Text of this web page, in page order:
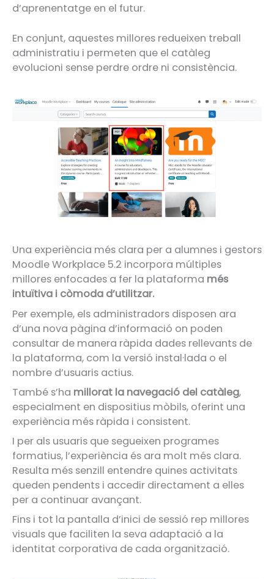
d’aprenentatge en el futur.
En conjunt, aquestes millores redueixen treball
administratiu i permeten que el catàleg
evolucioni sense perdre ordre ni consistència.
Una experiència més clara per a alumnes i gestors
Moodle Workplace 5.2 incorpora múltiples
millores enfocades a fer la plataforma més
intuïtiva i còmoda d’utilitzar.
Per exemple, els administradors disposen ara
d’una nova pàgina d’informació on poden
consultar de manera ràpida dades rellevants de
la plataforma, com la versió instal·lada o el
nombre d’usuaris actius.
També s’ha millorat la navegació del catàleg,
especialment en dispositius mòbils, oferint una
experiència més ràpida i consistent.
I per als usuaris que segueixen programes
formatius, l’experiència és ara molt més clara.
Resulta més senzill entendre quines activitats
queden pendents i accedir directament a elles
per a continuar avançant.
Fins i tot la pantalla d’inici de sessió rep millores
visuals que faciliten la seva adaptació a la
identitat corporativa de cada organització.